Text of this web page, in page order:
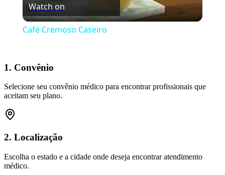
Video
Watch on
Café Cremoso Caseiro
1. Convênio
Selecione seu convênio médico para encontrar profissionais que
aceitam seu plano.
2. Localização
Escolha o estado e a cidade onde deseja encontrar atendimento
médico.